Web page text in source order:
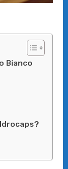
Bianco